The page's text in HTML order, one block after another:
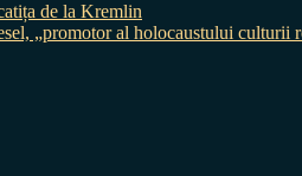
de la Kremlin
„promotor al holocaustului culturii